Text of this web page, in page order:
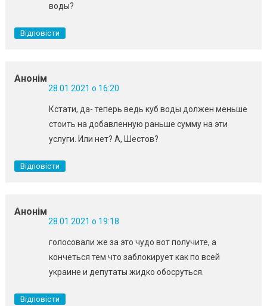
воды?
Відповісти
Анонім
28.01.2021 о 16:20
Кстати, да- теперь ведь куб воды должен меньше
стоить на добавленную раньше сумму на эти
услуги. Или нет? А, Шестов?
Відповісти
Анонім
28.01.2021 о 19:18
голосовали же за это чудо вот получите, а
кончеться тем что заблокирует как по всей
украине и депутаты жидко обосруться.
Відповісти